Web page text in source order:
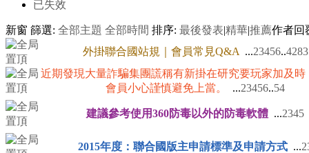
已失效
新窗 篩選: 全部主題 全部時間 排序: 最後發表|精華|推薦作者回
外掛聯合國站規｜會員常見Q&A ...23456..4283
近期發現大量詐騙集團謊稱有新掛在研究要玩家加及時
會員小心謹慎避免上當。
...23456..54
建議參考使用360防毒以外的防毒軟體 ...2345
2015年度：聯合國版主申請標準及申請方式 ...2